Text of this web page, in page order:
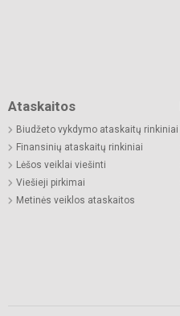
Ataskaitos
Biudžeto vykdymo ataskaitų rinkiniai
Finansinių ataskaitų rinkiniai
Lėšos veiklai viešinti
Viešieji pirkimai
Metinės veiklos ataskaitos